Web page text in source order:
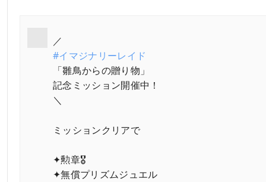
／
#イマジナリーレイド
「雛鳥からの贈り物」
記念ミッション開催中！
＼
ミッションクリアで
✦勲章🎖️
✦無償プリズムジュエル